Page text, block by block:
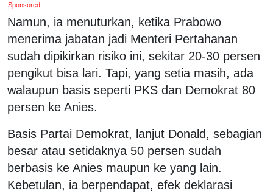
Sponsored
Namun, ia menuturkan, ketika Prabowo
menerima jabatan jadi Menteri Pertahanan
sudah dipikirkan risiko ini, sekitar 20-30 persen
pengikut bisa lari. Tapi, yang setia masih, ada
walaupun basis seperti PKS dan Demokrat 80
persen ke Anies.
Basis Partai Demokrat, lanjut Donald, sebagian
besar atau setidaknya 50 persen sudah
berbasis ke Anies maupun ke yang lain.
Kebetulan, ia berpendapat, efek deklarasi